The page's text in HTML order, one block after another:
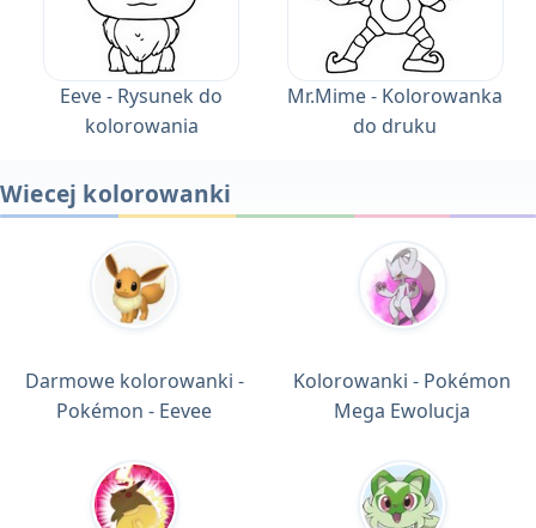
Eeve - Rysunek do
kolorowania
Mr.Mime - Kolorowanka
do druku
Wiecej kolorowanki
Darmowe kolorowanki -
Pokémon - Eevee
Kolorowanki - Pokémon
Mega Ewolucja